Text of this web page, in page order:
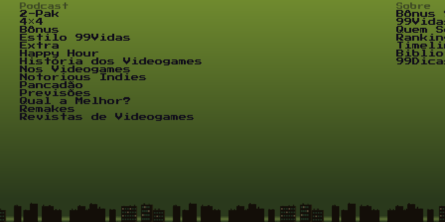
Podcast
2-Pak
4×4
Bônus
Estilo 99Vidas
Extra
Happy Hour
História dos Videogames
Nos Videogames
Notorious Indies
Pancadão
Previsões
Qual a Melhor?
Remakes
Revistas de Videogames
Sobre
Bônus
Quem